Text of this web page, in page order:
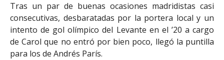
Tras un par de buenas ocasiones madridistas casi
consecutivas, desbaratadas por la portera local y un
intento de gol olímpico del Levante en el ’20 a cargo
de Carol que no entró por bien poco, llegó la puntilla
para los de Andrés París.